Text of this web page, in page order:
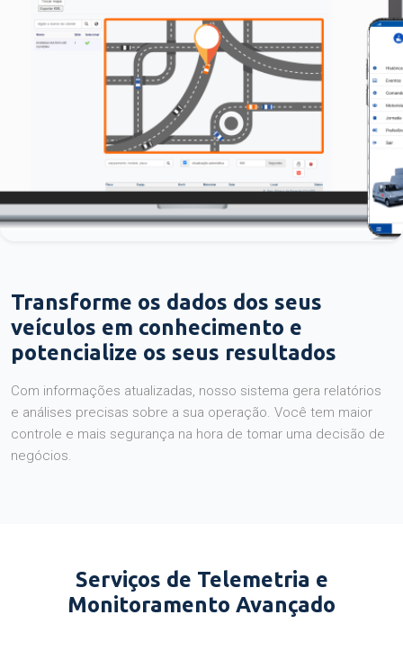
Transforme os dados dos seus
veículos em conhecimento e
potencialize os seus resultados
Com informações atualizadas, nosso sistema gera relatórios
e análises precisas sobre a sua operação. Você tem maior
controle e mais segurança na hora de tomar uma decisão de
negócios.
Serviços de Telemetria e
Monitoramento Avançado